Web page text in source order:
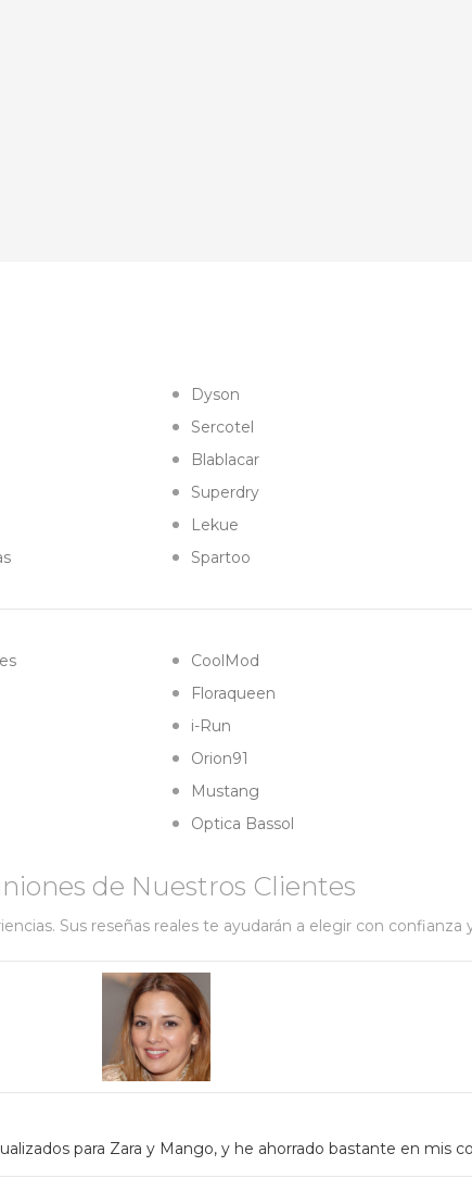
Dyson
Sercotel
Blablacar
Superdry
Lekue
Spartoo
CoolMod
Floraqueen
i-Run
Orion91
Mustang
Optica Bassol
de Nuestros Clientes
Sus reseñas reales te ayudarán a elegir con
para Zara y Mango, y he ahorrado bastante en mis